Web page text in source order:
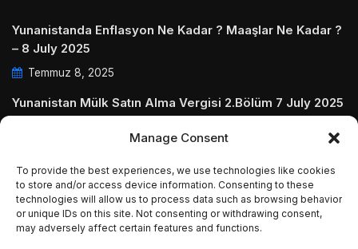
Manage Consent
To provide the best experiences, we use technologies like cookies
to store and/or access device information. Consenting to these
technologies will allow us to process data such as browsing behavior
or unique IDs on this site. Not consenting or withdrawing consent,
may adversely affect certain features and functions.
Yunanistanda Enflasyon Ne Kadar ? Maaşlar Ne Kadar ?
– 8 July 2025
Temmuz 8, 2025
Yunanistan Mülk Satın Alma Vergisi 2.Bölüm 7 July 2025
July 2025
Temmuz 5, 2025